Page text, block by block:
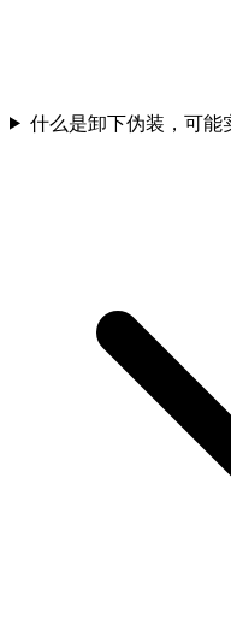
什么是卸下伪装，可能